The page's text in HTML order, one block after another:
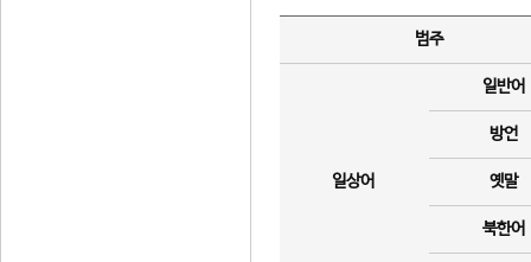
범주
일상어
일반어
방언
옛말
북한어